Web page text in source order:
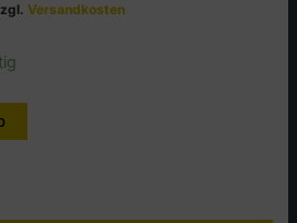
Versandkosten